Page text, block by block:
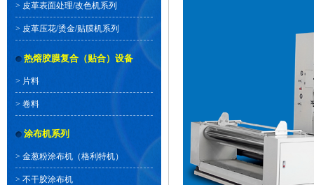
> 皮革表面处理/改色机系列
> 皮革压花/烫金/贴膜机系列
热熔胶膜复合（贴合）设备
> 片料
> 卷料
涂布机系列
> 金葱粉涂布机（格利特机）
> 不干胶涂布机